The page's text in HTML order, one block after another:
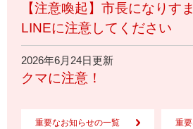
【注意喚起】市長になりす
LINEに注意してください
2026年6月24日更新
クマに注意！
重要なお知らせの一覧 重